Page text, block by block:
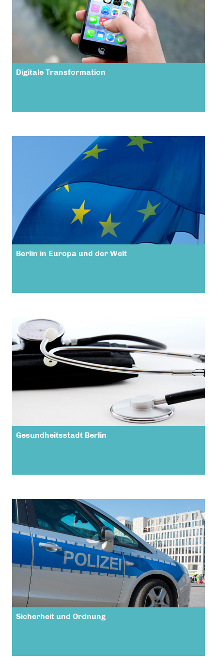
Digitale Transformation
Berlin in Europa und der Welt
Gesundheitsstadt Berlin
Sicherheit und Ordnung